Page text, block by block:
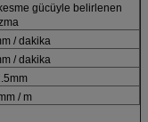
gücüyle belirlenen
/ dakika
/ dakika
/ m